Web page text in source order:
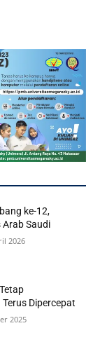
ke-12,
Arab Saudi
2026
Dipercepat
2025